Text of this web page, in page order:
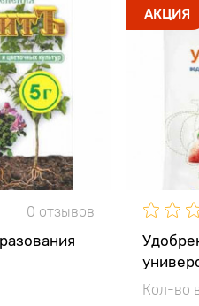
0 отзывов
АКЦИЯ
Кол-во